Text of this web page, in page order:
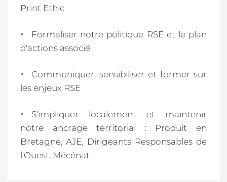
Print Ethic
Formaliser notre politique RSE et le plan
d'actions associé
Communiquer, sensibiliser et former sur
les enjeux RSE
S’impliquer localement et maintenir
notre ancrage territorial : Produit en
Bretagne, AJE, Dirigeants Responsables de
l'Ouest, Mécénat...